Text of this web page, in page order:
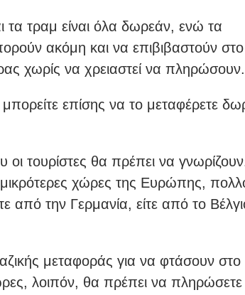
τα τραμ είναι όλα δωρεάν, ενώ τα
ακόμη και να επιβιβαστούν
χωρίς να χρειαστεί να πληρώσουν.
επίσης να το μεταφέρετε
τουρίστες θα πρέπει να
χώρες της Ευρώπης,
από την Γερμανία, είτε από το
μεταφοράς για να φτάσουν στο
λοιπόν, θα πρέπει να πληρώσετε